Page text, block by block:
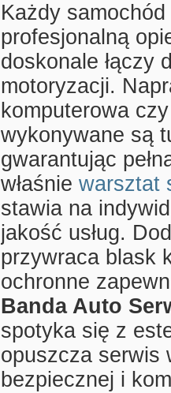
Każdy
profesjonalną
doskonale łączy
motoryzacji.
komputerowa
wykonywane są
gwarantując
właśnie warsztat
stawia na
jakość usług.
przywraca blask
ochronne
Banda Auto
spotyka się z
opuszcza serwis
bezpiecznej i